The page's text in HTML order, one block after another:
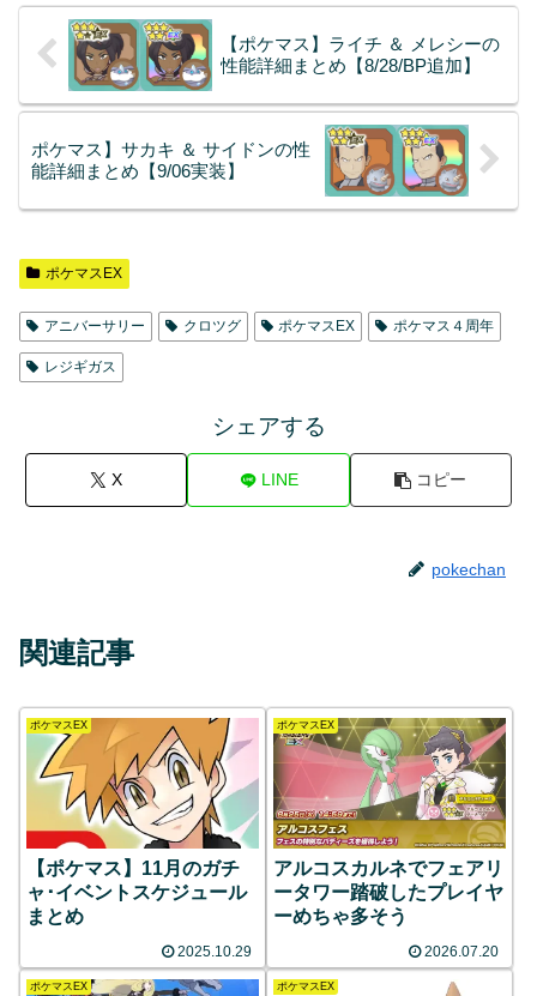
【ポケマス】ライチ ＆ メレシーの
性能詳細まとめ【8/28/BP追加】
ポケマス】サカキ ＆ サイドンの性
能詳細まとめ【9/06実装】
ポケマスEX
アニバーサリー クロツグ ポケマスEX ポケマス４周年
レジギガス
シェアする
X LINE コピー
pokechan
関連記事
ポケマスEX
【ポケマス】11月のガチ
ャ･イベントスケジュール
まとめ
2025.10.29
ポケマスEX
アルコスカルネでフェアリ
ータワー踏破したプレイヤ
ーめちゃ多そう
2026.07.20
ポケマスEX ポケマスEX